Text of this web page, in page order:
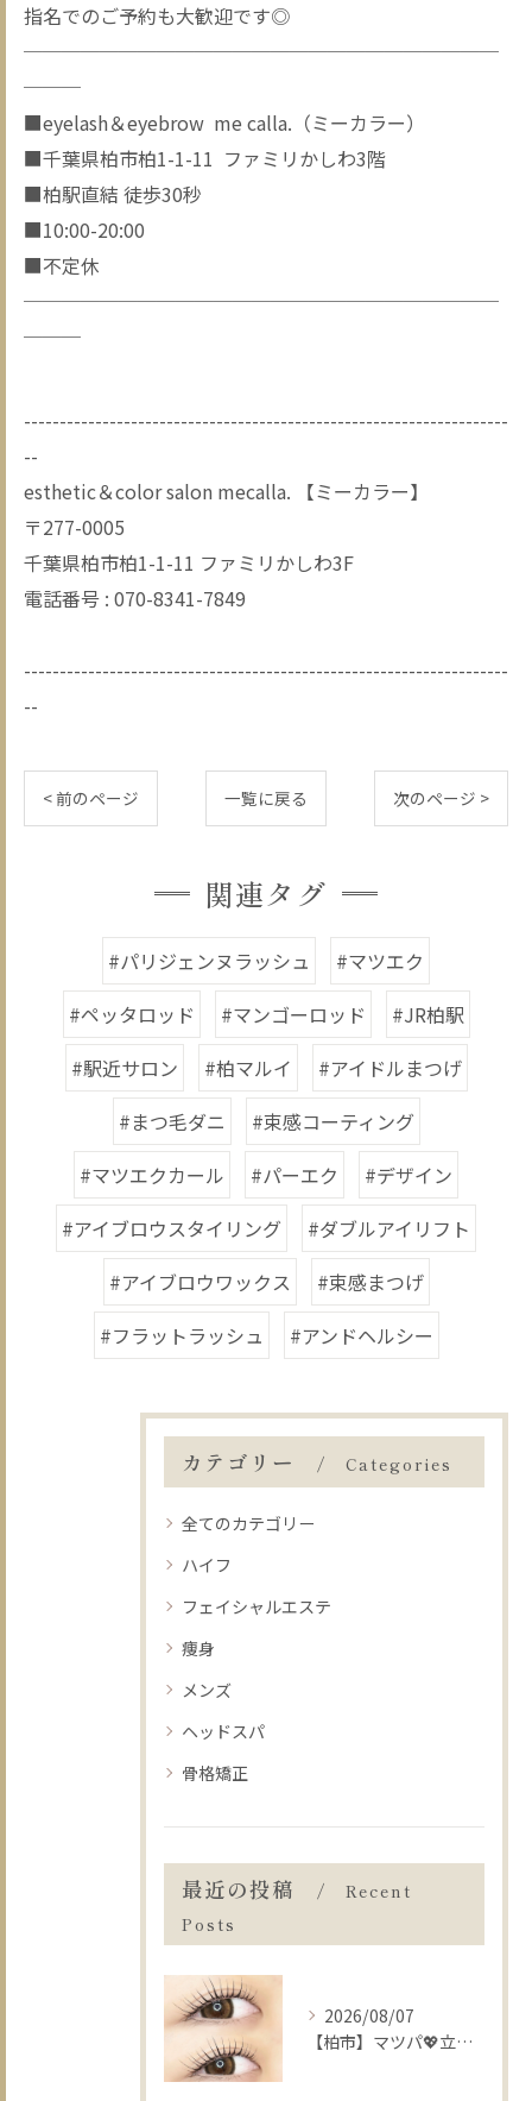
指名でのご予約も大歓迎です◎
─────────────────────────
───
■eyelash＆eyebrow me calla.（ミーカラー）
■千葉県柏市柏1-1-11 ファミリかしわ3階
■柏駅直結 徒歩30秒
■10:00-20:00
■不定休
─────────────────────────
───
--------------------------------------------------------------------
--
esthetic＆color salon mecalla. 【ミーカラー】
〒277-0005
千葉県柏市柏1-1-11 ファミリかしわ3F
電話番号 : 070-8341-7849
--------------------------------------------------------------------
--
< 前のページ 一覧に戻る 次のページ >
関連タグ
#パリジェンヌラッシュ
#マツエク
#ペッタロッド
#マンゴーロッド
#JR柏駅
#駅近サロン
#柏マルイ
#アイドルまつげ
#まつ毛ダニ
#束感コーティング
#マツエクカール
#パーエク
#デザイン
#アイブロウスタイリング
#ダブルアイリフト
#アイブロウワックス
#束感まつげ
#フラットラッシュ
#アンドヘルシー
カテゴリー Categories
全てのカテゴリー
ハイフ
フェイシャルエステ
痩身
メンズ
ヘッドスパ
骨格矯正
最近の投稿
Recent
Posts
2026/08/07
【柏市】マツパ💖立ち上げ❔カール❔迷った時の選び方🧸🍒